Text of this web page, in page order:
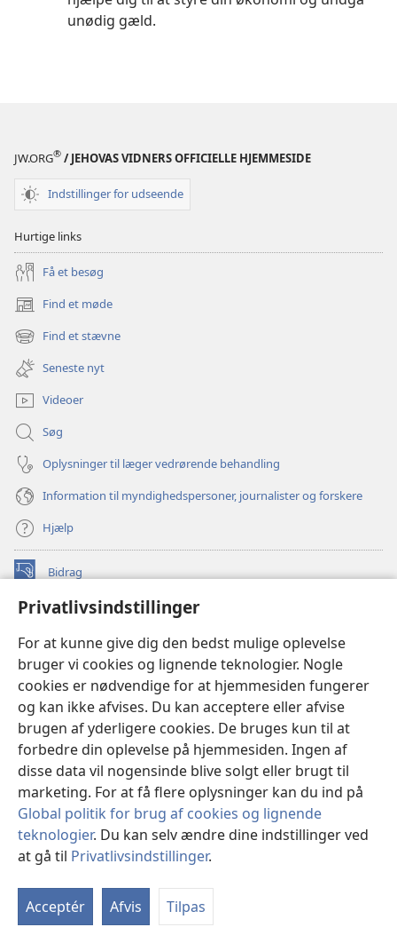
Privatlivsindstillinger
For at kunne give dig den bedst mulige oplevelse
bruger vi cookies og lignende teknologier. Nogle
cookies er nødvendige for at hjemmesiden fungerer
og kan ikke afvises. Du kan acceptere eller afvise
brugen af yderligere cookies. De bruges kun til at
forbedre din oplevelse på hjemmesiden. Ingen af
disse data vil nogensinde blive solgt eller brugt til
marketing. For at få flere oplysninger kan du ind på
Global politik for brug af cookies og lignende
teknologier. Du kan selv ændre dine indstillinger ved
at gå til Privatlivsindstillinger.
Acceptér Afvis Tilpas
unødig gæld.
JW.ORG® / JEHOVAS VIDNERS OFFICIELLE HJEMMESIDE
Indstillinger for udseende
Hurtige links
Få et besøg
Find et møde
(åbner
nyt
vindue)
Find et stævne
(åbner
nyt
vindue)
Seneste nyt
Videoer
Søg
Oplysninger til læger vedrørende behandling
Information til myndighedspersoner, journalister og forskere
Hjælp
Bidrag
(åbner
vindue)Watchtower ONLINE LIBRARY™
nyt
vindue)JW Hub
(åbner
nyt
vindue)JW Library
Watchtower Library
Copyright© 2026 Watch Tower Bible and Tract Society of Pennsylvania.
ANVENDELSESVILKÅR |PRIVATLIVSPOLITIK
PRIVATLIVSINDSTILLINGER